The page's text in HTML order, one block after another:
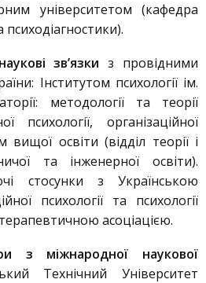
університетом (кафедра
психодіагностики).
зв’язки з провідними
Інститутом психології ім.
методології та теорії
психології, організаційної
вищої освіти (відділ теорії і
та інженерної освіти).
стосунки з Українською
психології та психології
асоціацією.
з міжнародної наукової
Технічний Університет